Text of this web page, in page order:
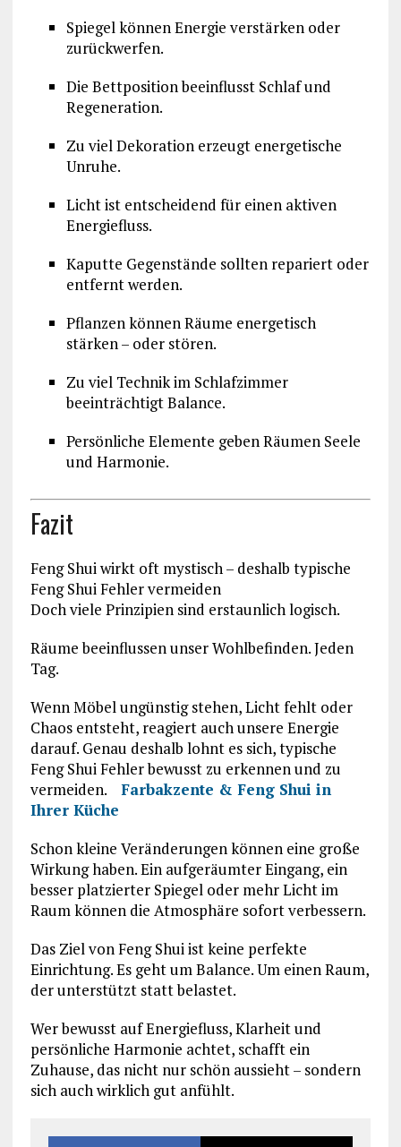
Spiegel können Energie verstärken oder
zurückwerfen.
Die Bettposition beeinflusst Schlaf und
Regeneration.
Zu viel Dekoration erzeugt energetische
Unruhe.
Licht ist entscheidend für einen aktiven
Energiefluss.
Kaputte Gegenstände sollten repariert oder
entfernt werden.
Pflanzen können Räume energetisch
stärken – oder stören.
Zu viel Technik im Schlafzimmer
beeinträchtigt Balance.
Persönliche Elemente geben Räumen Seele
und Harmonie.
Fazit
Feng Shui wirkt oft mystisch – deshalb typische
Feng Shui Fehler vermeiden
Doch viele Prinzipien sind erstaunlich logisch.
Räume beeinflussen unser Wohlbefinden. Jeden
Tag.
Wenn Möbel ungünstig stehen, Licht fehlt oder
Chaos entsteht, reagiert auch unsere Energie
darauf. Genau deshalb lohnt es sich, typische
Feng Shui Fehler bewusst zu erkennen und zu
vermeiden. Farbakzente & Feng Shui in
Ihrer Küche
Schon kleine Veränderungen können eine große
Wirkung haben. Ein aufgeräumter Eingang, ein
besser platzierter Spiegel oder mehr Licht im
Raum können die Atmosphäre sofort verbessern.
Das Ziel von Feng Shui ist keine perfekte
Einrichtung. Es geht um Balance. Um einen Raum,
der unterstützt statt belastet.
Wer bewusst auf Energiefluss, Klarheit und
persönliche Harmonie achtet, schafft ein
Zuhause, das nicht nur schön aussieht – sondern
sich auch wirklich gut anfühlt.